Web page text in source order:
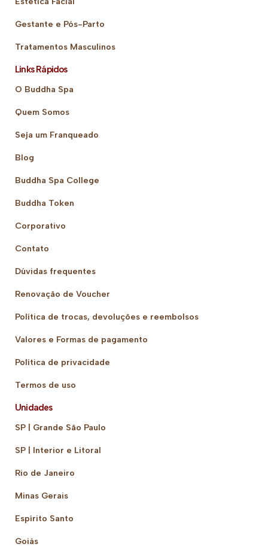
Gestante e Pós-Parto
Tratamentos Masculinos
Links Rápidos
O Buddha Spa
Quem Somos
Seja um Franqueado
Blog
Buddha Spa College
Buddha Token
Corporativo
Contato
Dúvidas frequentes
Renovação de Voucher
Política de trocas, devoluções e reembolsos
Valores e Formas de pagamento
Política de privacidade
Termos de uso
Unidades
SP | Grande São Paulo
SP | Interior e Litoral
Rio de Janeiro
Minas Gerais
Espírito Santo
Goiás